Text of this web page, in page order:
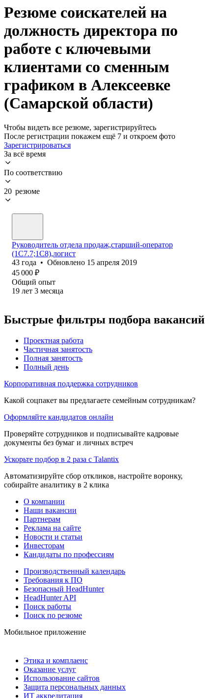
Резюме соискателей на
должность директора по
работе с ключевыми
клиентами со сменным
графиком в Алексеевке
(Самарской области)
Чтобы видеть все резюме, зарегистрируйтесь
После регистрации покажем ещё 7 и откроем фото
Зарегистрироваться
За всё время
По соответствию
20 резюме
Руководитель отдела продаж,старший-оператор
(1С7.7;1С8),логист
43 года • Обновлено 15 апреля 2019
45 000 ₽
Общий опыт
19 лет 3 месяца
Быстрые фильтры подбора вакансий
Проектная работа
Частичная занятость
Полная занятость
Полный день
Корпоративная поддержка сотрудников
Какой соцпакет вы предлагаете семейным сотрудникам?
Оформляйте кандидатов онлайн
Проверяйте сотрудников и подписывайте кадровые
документы без бумаг и личных встреч
Ускорьте подбор в 2 раза с Talantix
Автоматизируйте сбор откликов, настройте воронку,
собирайте аналитику в 2 клика
О компании
Наши вакансии
Партнерам
Реклама на сайте
Новости и статьи
Инвесторам
Кандидаты по профессиям
Производственный календарь
Требования к ПО
Безопасный HeadHunter
HeadHunter API
Поиск работы
Поиск по резюме
Мобильное приложение
Этика и комплаенс
Оказание услуг
Использование сайтов
Защита персональных данных
ИТ аккредитация